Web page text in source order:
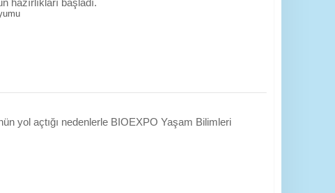
başladı.
yol açtığı nedenlerle BIOEXPO Yaşam Bilimleri